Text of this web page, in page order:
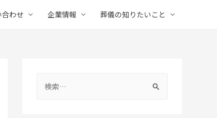
合わせ 企業情報 葬儀の知りたいこと